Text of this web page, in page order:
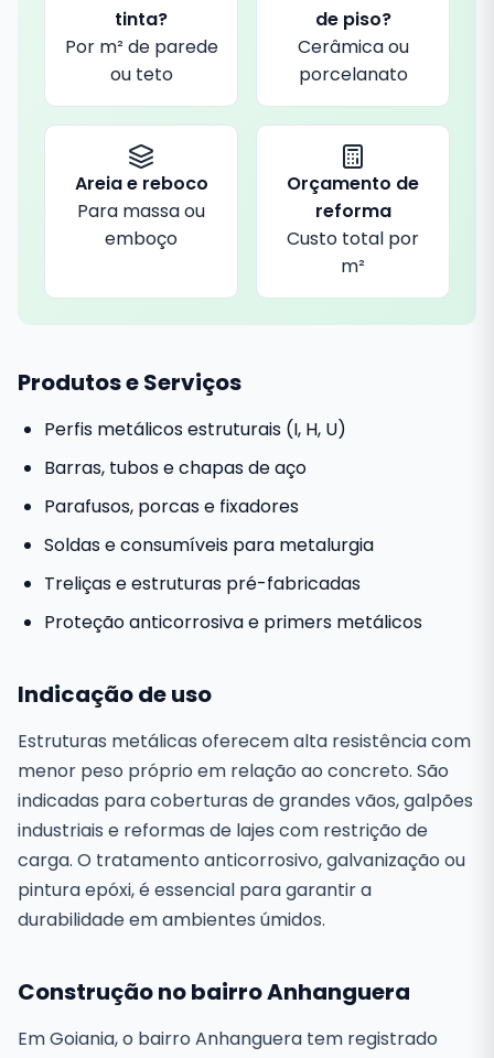
tinta?
Por m² de parede
ou teto
de piso?
Cerâmica ou
porcelanato
Areia e reboco
Para massa ou
emboço
Orçamento de
reforma
Custo total por
m²
Produtos e Serviços
Perfis metálicos estruturais (I, H, U)
Barras, tubos e chapas de aço
Parafusos, porcas e fixadores
Soldas e consumíveis para metalurgia
Treliças e estruturas pré-fabricadas
Proteção anticorrosiva e primers metálicos
Indicação de uso
Estruturas metálicas oferecem alta resistência com
menor peso próprio em relação ao concreto. São
indicadas para coberturas de grandes vãos, galpões
industriais e reformas de lajes com restrição de
carga. O tratamento anticorrosivo, galvanização ou
pintura epóxi, é essencial para garantir a
durabilidade em ambientes úmidos.
Construção no bairro Anhanguera
Em Goiania, o bairro Anhanguera tem registrado